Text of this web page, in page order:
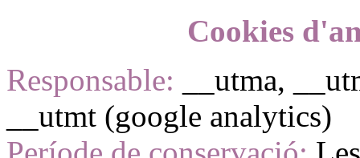
Cookies
Responsable: __utma,
__utmt (google analytics)